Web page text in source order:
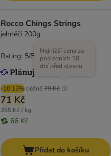
Rocco Chings Strings
jehněčí 200g
-10.13% běžně79 Kč
Nejnižší cena za
posledních 30
dní před slevou
71 Kč
355 Kč / kg
66 Kč
Rating: 5/5 (2
Přidat do košíku